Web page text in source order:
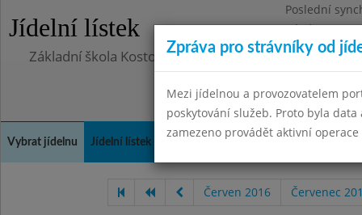
Jídelní lístek
Poslední
Pátek
Základní škola Kostomlaty nad Labem, příspěvková
Vybrat jídelnu Jídelní lístek Kontakty a informace
Červen 2016 Červenec
Zpráva pro strávníky od
Mezi jídelnou a provozovatelem
poskytování služeb. Proto byla
zamezeno provádět aktivní